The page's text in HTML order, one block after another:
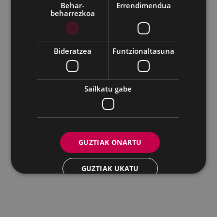
Udalaren sare sozial guztiak
Eibarko Andretxea - Isasi kalea, 11 | 20600 Eibar
Andretxea: 943 54 39 38Berdintasuna: 943 70 84 40
andretxea@eibar.eus
berdintasuna@eibar.eus
IFZ: P2003100A | DIR3 L01200300
Behar-
beharrezkoa
Errendimendua
Bideratzea Funtzionaltasuna
Sailkatu gabe
GUZTIAK ONARTU
GUZTIAK UKATU